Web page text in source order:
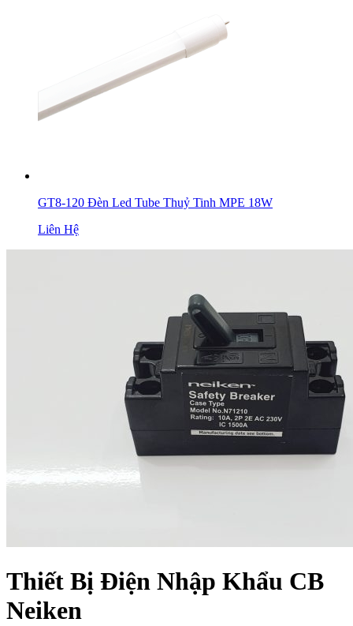
GT8-120 Đèn Led Tube Thuỷ Tinh MPE 18W
Liên Hệ
Thiết Bị Điện Nhập Khẩu CB
Neiken